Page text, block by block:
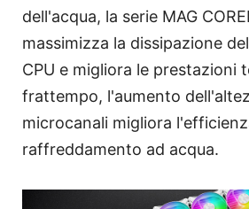
dell'acqua, la serie MAG
massimizza la dissipazione
CPU e migliora le prestazioni
frattempo, l'aumento
microcanali migliora
raffreddamento ad acqua.